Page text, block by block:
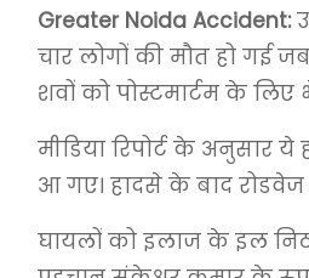
Greater Noida Accident:
चार लोगों की मौत हो गई
शवों को पोस्टमार्टम के लिए
मीडिया रिपोर्ट के अनुसार
आ गए। हादसे के बाद
घायलों को इलाज के इल